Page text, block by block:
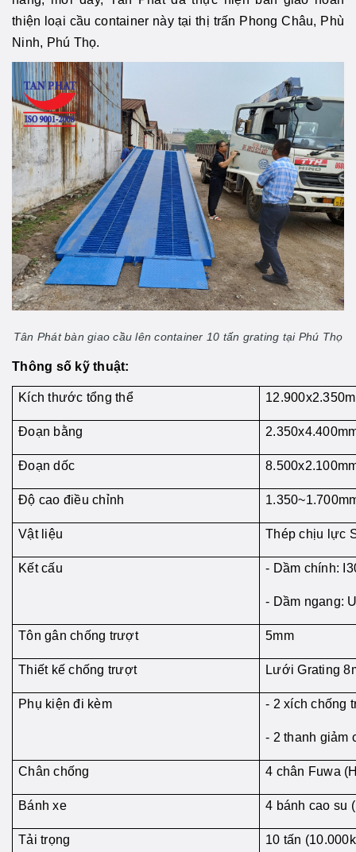
thiện loại cầu container này tại thị trấn Phong Châu, Phù
Ninh, Phú Thọ.
Tân Phát bàn giao cầu lên container 10 tấn grating tại Phú Thọ
Thông số kỹ thuật:
Kích thước tổng thể
Đoạn bằng
Đoạn dốc
Độ cao điều chỉnh
Vật liệu Thép chịu lực
Kết cấu - Dầm chính:
- Dầm ngang:
Tôn gân chống trượt 5mm
Thiết kế chống trượt Lưới Grating
Phụ kiện đi kèm - 2 xích chống
- 2 thanh giảm
Chân chống 4 chân Fuwa
Bánh xe 4 bánh cao su
Tải trọng 10 tấn